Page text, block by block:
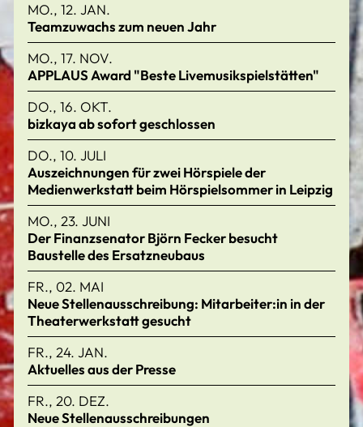
MO., 12. JAN.
Teamzuwachs zum neuen Jahr
MO., 17. NOV.
APPLAUS Award "Beste Livemusikspielstätten"
DO., 16. OKT.
bizkaya ab sofort geschlossen
DO., 10. JULI
Auszeichnungen für zwei Hörspiele der
Medienwerkstatt beim Hörspielsommer in Leipzig
MO., 23. JUNI
Der Finanzsenator Björn Fecker besucht
Baustelle des Ersatzneubaus
FR., 02. MAI
Neue Stellenausschreibung: Mitarbeiter:in in der
Theaterwerkstatt gesucht
FR., 24. JAN.
Aktuelles aus der Presse
FR., 20. DEZ.
Neue Stellenausschreibungen